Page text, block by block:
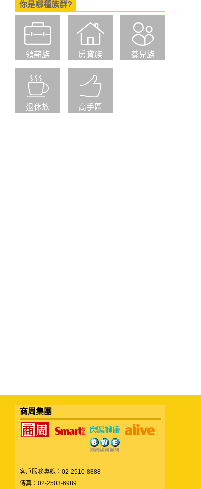
你是哪種族群?
領薪族 房貸族 養兒族
退休族 高手區
商周集團
客戶服務專線：02-2510-8888
傳真：02-2503-6989